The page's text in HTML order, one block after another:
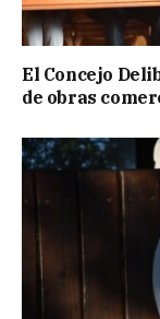
El Concejo
de obras